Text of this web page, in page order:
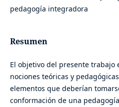
pedagogía integradora
Resumen
El objetivo del presente trabajo
nociones teóricas y
elementos que deberían
conformación de una